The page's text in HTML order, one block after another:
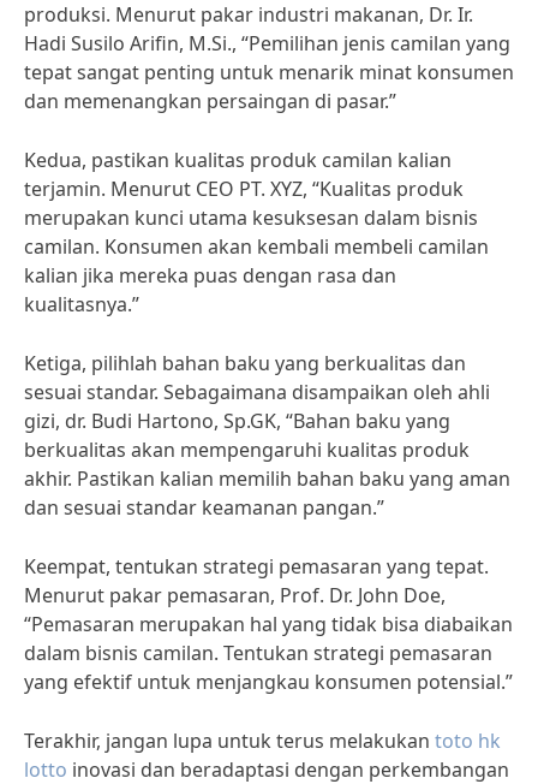
produksi. Menurut pakar industri makanan, Dr. Ir.
Hadi Susilo Arifin, M.Si., “Pemilihan jenis camilan yang
tepat sangat penting untuk menarik minat konsumen
dan memenangkan persaingan di pasar.”
Kedua, pastikan kualitas produk camilan kalian
terjamin. Menurut CEO PT. XYZ, “Kualitas produk
merupakan kunci utama kesuksesan dalam bisnis
camilan. Konsumen akan kembali membeli camilan
kalian jika mereka puas dengan rasa dan
kualitasnya.”
Ketiga, pilihlah bahan baku yang berkualitas dan
sesuai standar. Sebagaimana disampaikan oleh ahli
gizi, dr. Budi Hartono, Sp.GK, “Bahan baku yang
berkualitas akan mempengaruhi kualitas produk
akhir. Pastikan kalian memilih bahan baku yang aman
dan sesuai standar keamanan pangan.”
Keempat, tentukan strategi pemasaran yang tepat.
Menurut pakar pemasaran, Prof. Dr. John Doe,
“Pemasaran merupakan hal yang tidak bisa diabaikan
dalam bisnis camilan. Tentukan strategi pemasaran
yang efektif untuk menjangkau konsumen potensial.”
Terakhir, jangan lupa untuk terus melakukan toto hk
lotto inovasi dan beradaptasi dengan perkembangan